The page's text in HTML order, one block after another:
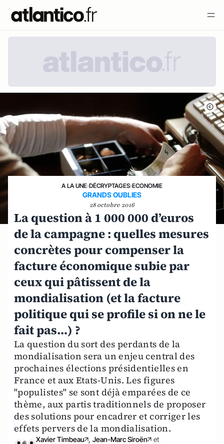
A LA UNE›DÉCRYPTAGES›ECONOMIE
GRANDS OUBLIES
28 octobre 2016
La question à 1 000 000 d’euros
de la campagne : quelles mesures
concrètes pour compenser la
facture économique subie par
ceux qui pâtissent de la
mondialisation (et la facture
politique qui se profile si on ne le
fait pas…) ?
La question du sort des perdants de la
mondialisation sera un enjeu central des
prochaines élections présidentielles en
France et aux Etats-Unis. Les figures
"populistes" se sont déjà emparées de ce
thème, aux partis traditionnels de proposer
des solutions pour encadrer et corriger les
effets pervers de la mondialisation.
Xavier Timbeau , Jean-Marc Siroën
et